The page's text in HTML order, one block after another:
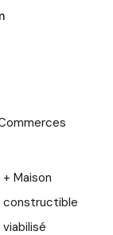
+ Maison
constructible
viabilisé